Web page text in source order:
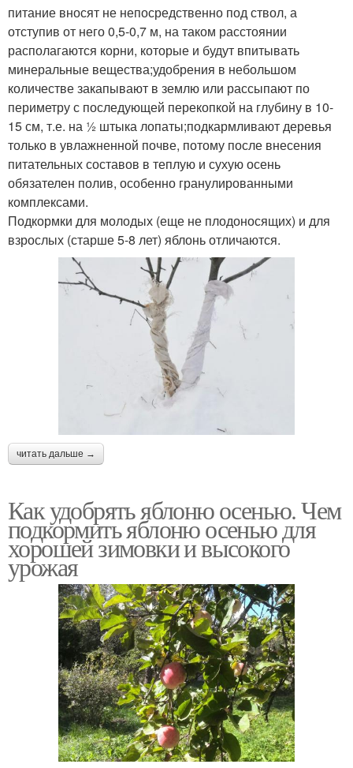
питание вносят не непосредственно под ствол, а
отступив от него 0,5-0,7 м, на таком расстоянии
располагаются корни, которые и будут впитывать
минеральные вещества;удобрения в небольшом
количестве закапывают в землю или рассыпают по
периметру с последующей перекопкой на глубину в 10-
15 см, т.е. на ½ штыка лопаты;подкармливают деревья
только в увлажненной почве, потому после внесения
питательных составов в теплую и сухую осень
обязателен полив, особенно гранулированными
комплексами.
Подкормки для молодых (еще не плодоносящих) и для
взрослых (старше 5-8 лет) яблонь отличаются.
читать дальше →
Как удобрять яблоню осенью. Чем
подкормить яблоню осенью для
хорошей зимовки и высокого
урожая